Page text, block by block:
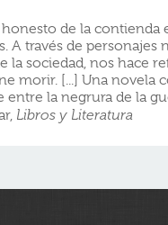
de la contienda
A través de personajes
la sociedad, nos hace
morir. [...] Una novela
entre la negrura de la
Libros y Literatura